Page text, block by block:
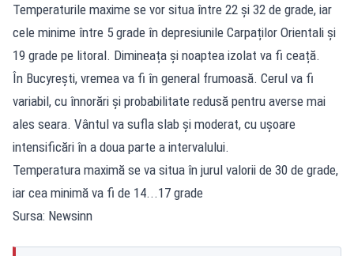
Temperaturile maxime se vor situa între 22 și 32 de grade, iar
cele minime între 5 grade în depresiunile Carpaților Orientali și
19 grade pe litoral. Dimineața și noaptea izolat va fi ceață.
În Bucyrești, vremea va fi în general frumoasă. Cerul va fi
variabil, cu înnorări și probabilitate redusă pentru averse mai
ales seara. Vântul va sufla slab și moderat, cu ușoare
intensificări în a doua parte a intervalului.
Temperatura maximă se va situa în jurul valorii de 30 de grade,
iar cea minimă va fi de 14...17 grade
Sursa: Newsinn